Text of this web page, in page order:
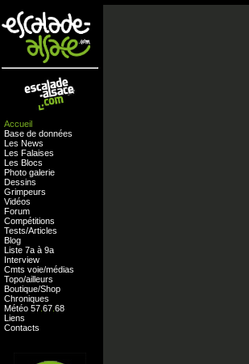
Accueil
Base de données
Les News
Les Falaises
Les Blocs
Photo galerie
Dessins
Grimpeurs
Vidéos
Forum
Compétitions
Tests/Articles
Blog
Liste 7a à 9a
Interview
Cmts voie/médias
Topo/ailleurs
Boutique/Shop
Chroniques
Météo 57 67 68
Liens
Contacts